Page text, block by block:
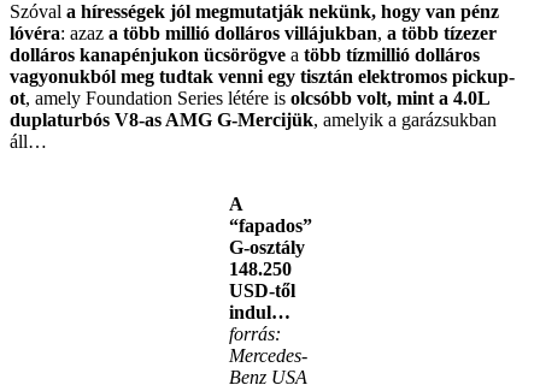
Szóval a hírességek jól megmutatják nekünk, hogy van pénz
lóvéra: azaz a több millió dolláros villájukban, a több tízezer
dolláros kanapénjukon ücsörögve a több tízmillió dolláros
vagyonukból meg tudtak venni egy tisztán elektromos pickup-
ot, amely Foundation Series létére is olcsóbb volt, mint a 4.0L
duplaturbós V8-as AMG G-Mercijük, amelyik a garázsukban
áll…
A
“fapados”
G-osztály
148.250
USD-től
indul…
forrás:
Mercedes-
Benz USA